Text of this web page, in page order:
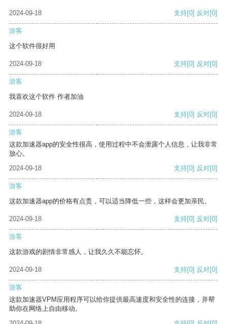
2024-09-18 支持[0] 反对[0]
游客
这个软件很好用
2024-09-18 支持[0] 反对[0]
游客
我喜欢这个软件 作者加油
2024-09-18 支持[0] 反对[0]
游客
这款加速器app的安全性很高，使用过程中不会泄露个人信息，让我非常
放心。
2024-09-18
支持[0] 反对[0]
游客
这款加速器app的价格有点贵，可以适当降低一些，这样会更加亲民。
2024-09-18 支持[0] 反对[0]
游客
这款游戏的剧情非常感人，让我久久不能忘怀。
2024-09-18 支持[0] 反对[0]
游客
这款加速器VPM应用程序可以给你提供最高速度和安全性的连接，并帮
助你在网络上自由移动。